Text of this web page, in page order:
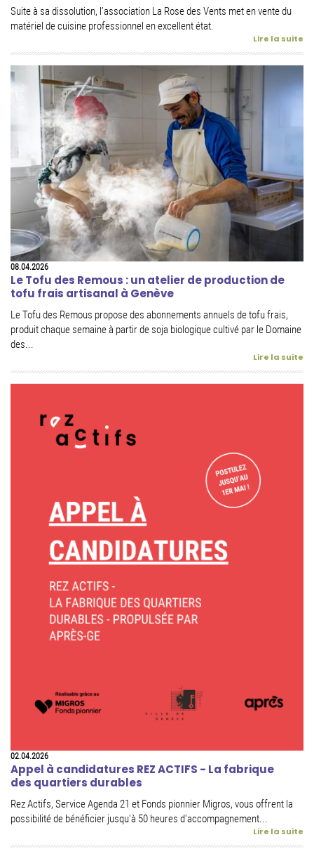
Suite à sa dissolution, l’association La Rose des Vents met en vente du
matériel de cuisine professionnel en excellent état.
Lire la suite
08.04.2026
Le Tofu des Remous : un atelier de production de
tofu frais artisanal à Genève
Le Tofu des Remous propose des abonnements annuels de tofu frais,
produit chaque semaine à partir de soja biologique cultivé par le Domaine
des...
Lire la suite
02.04.2026
Appel à candidatures REZ ACTIFS - La fabrique
des quartiers durables
Rez Actifs, Service Agenda 21 et Fonds pionnier Migros, vous offrent la
possibilité de bénéficier jusqu'à 50 heures d'accompagnement...
Lire la suite